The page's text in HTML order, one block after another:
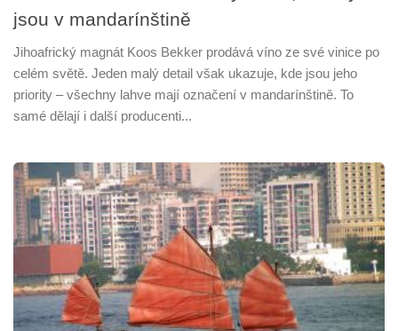
jsou v mandarínštině
Jihoafrický magnát Koos Bekker prodává víno ze své vinice po
celém světě. Jeden malý detail však ukazuje, kde jsou jeho
priority – všechny lahve mají označení v mandarínštině. To
samé dělají i další producenti...